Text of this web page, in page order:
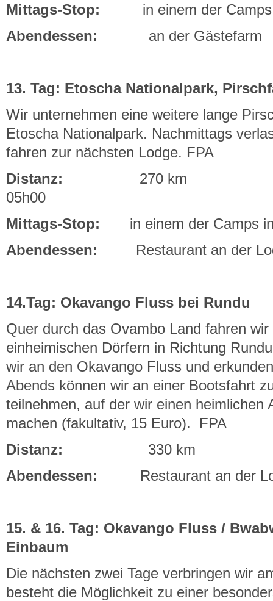
Mittags-Stop: in einem der Camps
Abendessen: an der Gästefarm
13. Tag: Etoscha Nationalpark,
Wir unternehmen eine weitere lange
Etoscha Nationalpark. Nachmittags
fahren zur nächsten Lodge. FPA
Distanz: 270 km
05h00
Mittags-Stop: in einem der Camps in
Abendessen: Restaurant an der
14.Tag: Okavango Fluss bei Rundu
Quer durch das Ovambo Land fahren
einheimischen Dörfern in Richtung
wir an den Okavango Fluss und
Abends können wir an einer Bootsfahrt
teilnehmen, auf der wir einen heimlichen
machen (fakultativ, 15 Euro). FPA
Distanz: 330 km
Abendessen: Restaurant an der
15. & 16. Tag: Okavango Fluss /
Einbaum
Die nächsten zwei Tage verbringen wir
besteht die Möglichkeit zu einer